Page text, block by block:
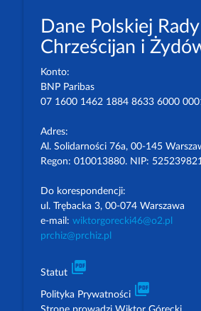
Dane Polskiej Rady
Chrześcijan i
Konto:
BNP Paribas
07 1600 1462 1884 8633 6000
Adres:
Al. Solidarności 76a, 00-145
Regon: 010013880. NIP:
Do korespondencji:
ul. Trębacka 3, 00-074 Warszawa
e-mail: wiktorgorecki46@o2.pl
prchiz@prchiz.pl
Statut picture_as_pdf
Polityka Prywatności picture_as_pdf